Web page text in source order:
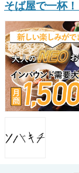
そば屋で一杯